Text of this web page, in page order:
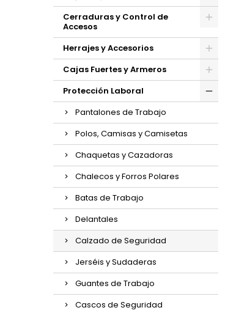
Cerraduras y Control de
Accesos
Herrajes y Accesorios
Cajas Fuertes y Armeros
Protección Laboral
Pantalones de Trabajo
Polos, Camisas y Camisetas
Chaquetas y Cazadoras
Chalecos y Forros Polares
Batas de Trabajo
Delantales
Calzado de Seguridad
Jerséis y Sudaderas
Guantes de Trabajo
Cascos de Seguridad